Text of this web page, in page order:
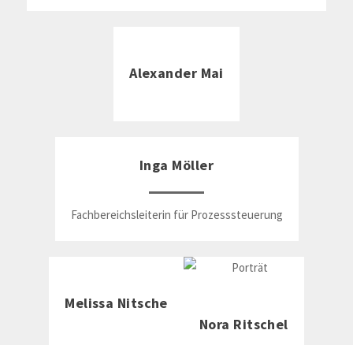
Alexander Mai
Inga Möller
Fachbereichsleiterin für Prozesssteuerung
Melissa Nitsche
Nora Ritschel